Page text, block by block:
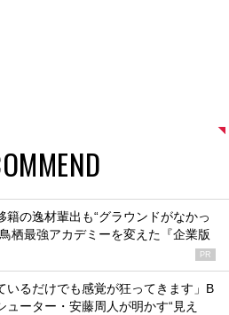
籍の逸材輩出も“グラウンドがなかっ
栖最強アカデミーを変えた『企業版
PR
いるだけでも感覚が狂ってきます」B
ューター・安藤周人が明かす“見え